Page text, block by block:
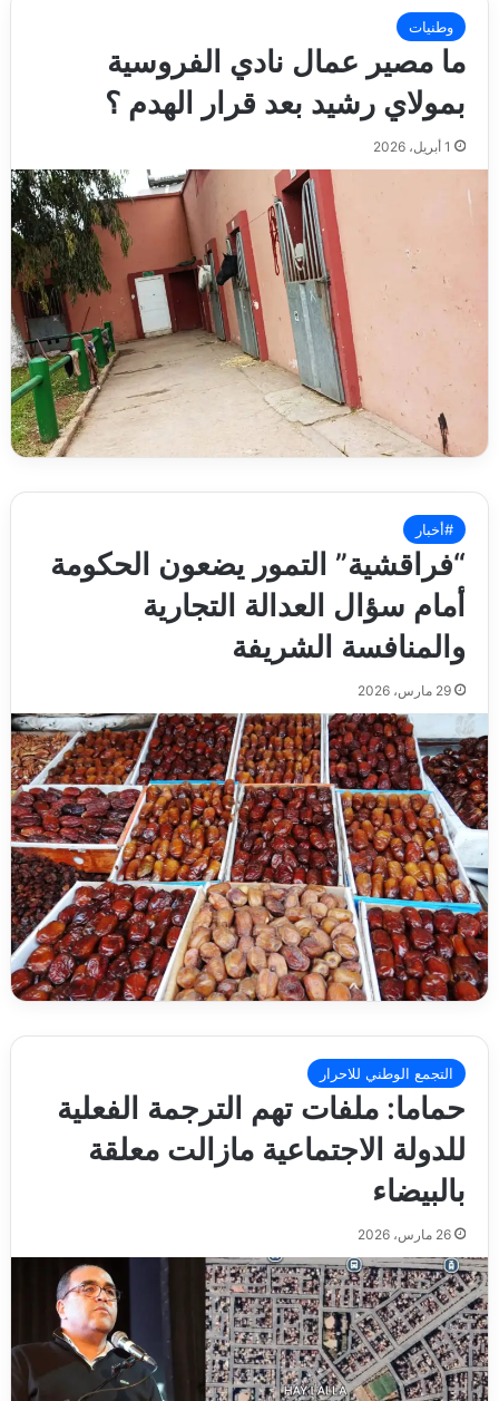
وطنيات
ما مصير عمال نادي الفروسية
بمولاي رشيد بعد قرار الهدم ؟
1 أبريل، 2026
#أخبار
“فراقشية” التمور يضعون الحكومة
أمام سؤال العدالة التجارية
والمنافسة الشريفة
29 مارس، 2026
التجمع الوطني للاحرار
حماما: ملفات تهم الترجمة الفعلية
للدولة الاجتماعية مازالت معلقة
بالبيضاء
26 مارس، 2026